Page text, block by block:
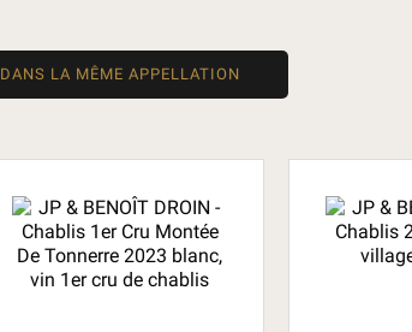
DANS LA MÊME APPELLATION